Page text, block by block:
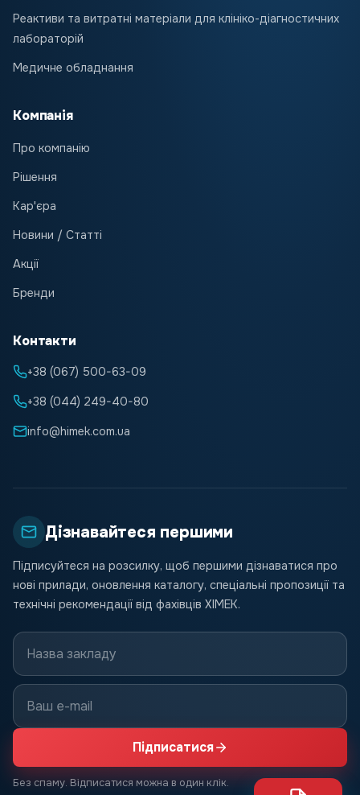
Реактиви та витратні матеріали для клініко-діагностичних
лабораторій
Медичне обладнання
Компанія
Про компанію
Рішення
Кар'єра
Новини / Статті
Акції
Бренди
Контакти
+38 (067) 500-63-09
+38 (044) 249-40-80
info@himek.com.ua
Дізнавайтеся першими
Підписуйтеся на розсилку, щоб першими дізнаватися про
нові прилади, оновлення каталогу, спеціальні пропозиції та
технічні рекомендації від фахівців ХІМЕК.
Підписатися
Без спаму. Відписатися можна в один клік.